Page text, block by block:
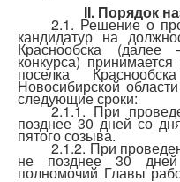
II. Порядок
2.1. Решение о
кандидатур на
Краснообска
конкурса)
поселка
Новосибирской
следующие сроки:
2.1.1. При
позднее 30 дней со
пятого созыва.
2.1.2. При
не позднее 30
полномочий Главы